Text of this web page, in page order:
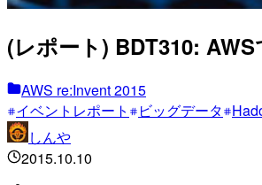
(レポート) BDT310:
AWS re:Invent 2015
イベントレポート
ビッグデータ
しんや
2015.10.10